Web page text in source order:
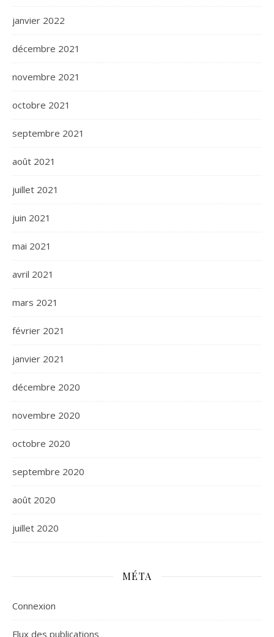
janvier 2022
décembre 2021
novembre 2021
octobre 2021
septembre 2021
août 2021
juillet 2021
juin 2021
mai 2021
avril 2021
mars 2021
février 2021
janvier 2021
décembre 2020
novembre 2020
octobre 2020
septembre 2020
août 2020
juillet 2020
MÉTA
Connexion
Flux des publications